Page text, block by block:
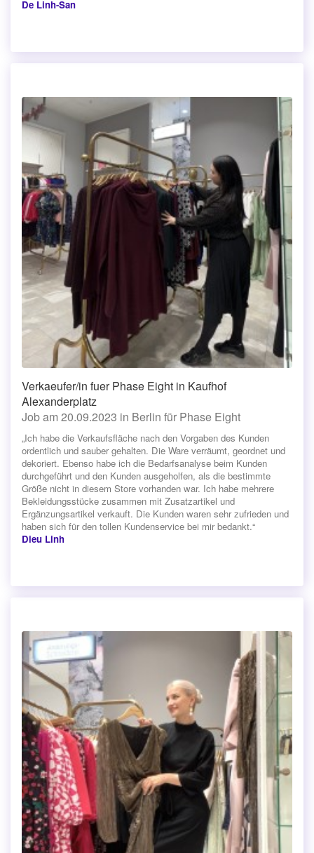
De Linh-San
Verkaeufer/in fuer Phase Eight in Kaufhof
Alexanderplatz
Job am 20.09.2023 in Berlin für Phase Eight
„Ich habe die Verkaufsfläche nach den Vorgaben des Kunden
ordentlich und sauber gehalten. Die Ware verräumt, geordnet und
dekoriert. Ebenso habe ich die Bedarfsanalyse beim Kunden
durchgeführt und den Kunden ausgeholfen, als die bestimmte
Größe nicht in diesem Store vorhanden war. Ich habe mehrere
Bekleidungsstücke zusammen mit Zusatzartikel und
Ergänzungsartikel verkauft. Die Kunden waren sehr zufrieden und
haben sich für den tollen Kundenservice bei mir bedankt.“
Dieu Linh